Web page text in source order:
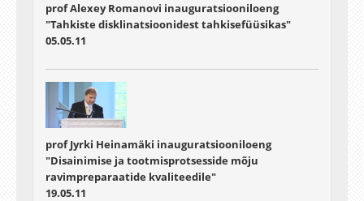
prof Alexey Romanovi inauguratsiooniloeng
"Tahkiste disklinatsioonidest tahkisefüüsikas"
05.05.11
prof Jyrki Heinamäki inauguratsiooniloeng
"Disainimise ja tootmisprotsesside mõju
ravimpreparaatide kvaliteedile"
19.05.11